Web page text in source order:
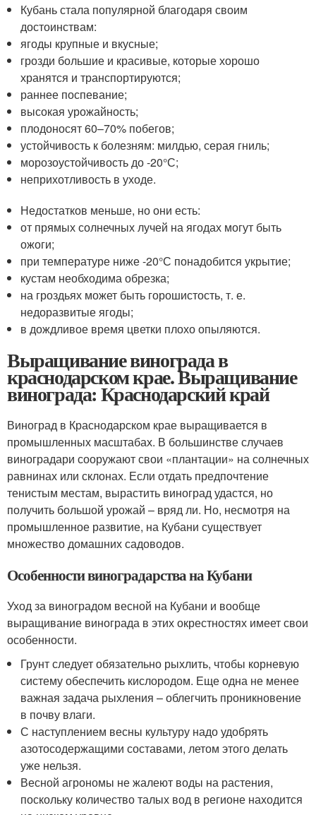
Кубань стала популярной благодаря своим
достоинствам:
ягоды крупные и вкусные;
грозди большие и красивые, которые хорошо
хранятся и транспортируются;
раннее поспевание;
высокая урожайность;
плодоносят 60–70% побегов;
устойчивость к болезням: милдью, серая гниль;
морозоустойчивость до -20°С;
неприхотливость в уходе.
Недостатков меньше, но они есть:
от прямых солнечных лучей на ягодах могут быть
ожоги;
при температуре ниже -20°С понадобится укрытие;
кустам необходима обрезка;
на гроздьях может быть горошистость, т. е.
недоразвитые ягоды;
в дождливое время цветки плохо опыляются.
Выращивание винограда в
краснодарском крае. Выращивание
винограда: Краснодарский край
Виноград в Краснодарском крае выращивается в
промышленных масштабах. В большинстве случаев
виноградари сооружают свои «плантации» на солнечных
равнинах или склонах. Если отдать предпочтение
тенистым местам, вырастить виноград удастся, но
получить большой урожай – вряд ли. Но, несмотря на
промышленное развитие, на Кубани существует
множество домашних садоводов.
Особенности виноградарства на Кубани
Уход за виноградом весной на Кубани и вообще
выращивание винограда в этих окрестностях имеет свои
особенности.
Грунт следует обязательно рыхлить, чтобы корневую
систему обеспечить кислородом. Еще одна не менее
важная задача рыхления – облегчить проникновение
в почву влаги.
С наступлением весны культуру надо удобрять
азотосодержащими составами, летом этого делать
уже нельзя.
Весной агрономы не жалеют воды на растения,
поскольку количество талых вод в регионе находится